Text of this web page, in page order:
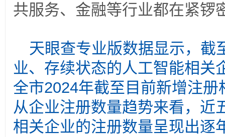
共服务、金融等行业都在紧锣
天眼查专业版数据显示，截
业、存续状态的人工智能相关
全市2024年截至目前新增注
从企业注册数量趋势来看，近
相关企业的注册数量呈现出逐